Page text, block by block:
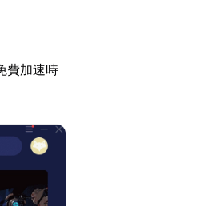
費加速時